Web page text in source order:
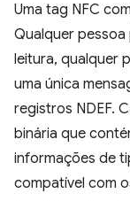
Uma tag NFC
Qualquer pessoa
leitura, qualquer
uma única
registros NDEF.
binária que
informações de
compatível com